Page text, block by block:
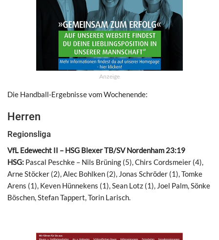
Anzeige
Die Handball-Ergebnisse vom Wochenende:
Herren
Regionsliga
VfL Edewecht II – HSG Blexer TB/SV Nordenham 23:19
HSG: Pascal Peschke – Nils Brüning (5), Chirs Cordsmeier (4),
Arne Stöcker (2), Alec Bohlken (2), Jonas Schröder (1), Tomke
Arens (1), Keven Hünnekens (1), Sean Lotz (1), Joel Palm, Sönke
Böschen, Stefan Tappert, Torin Larisch.